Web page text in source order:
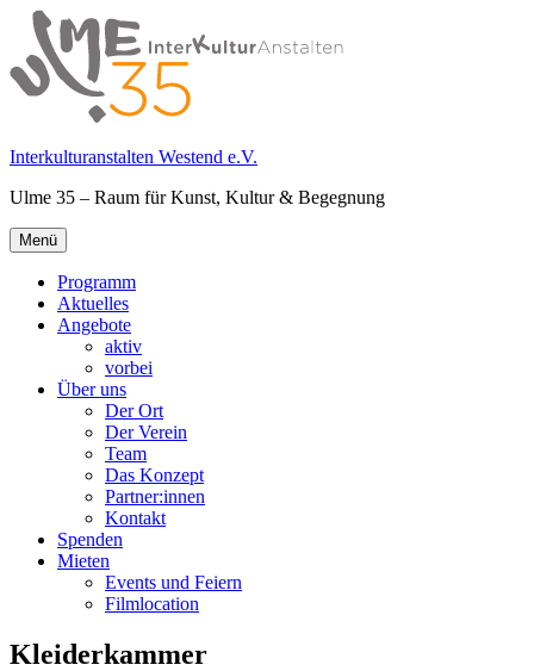
Springe
zum
Inhalt
Interkulturanstalten Westend e.V.
Ulme 35 – Raum für Kunst, Kultur & Begegnung
Primäres
Menü
Menü
Programm
Aktuelles
Angebote
aktiv
vorbei
Über uns
Der Ort
Der Verein
Team
Das Konzept
Partner:innen
Kontakt
Spenden
Mieten
Events und Feiern
Filmlocation
Kleiderkammer